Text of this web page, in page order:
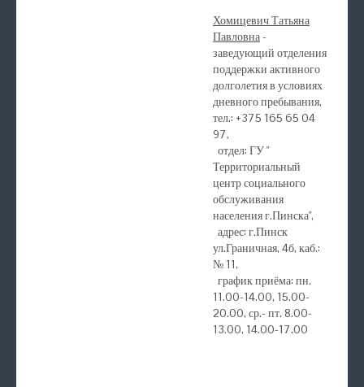
Хомицевич Татьяна
Павловна-
заведующий отделения
поддержки активного
долголетия в условиях
дневного пребывания,
тел.: +375 165 65 04
97,
отдел: ГУ "
Территориальный
центр социального
обслуживания
населения г.Пинска",
адрес: г.Пинск
ул.Граничная, 4б, каб.:
№ 11,
график приёма: пн.
11.00-14.00, 15.00-
20.00, ср.- пт. 8.00-
13.00, 14.00-17.00